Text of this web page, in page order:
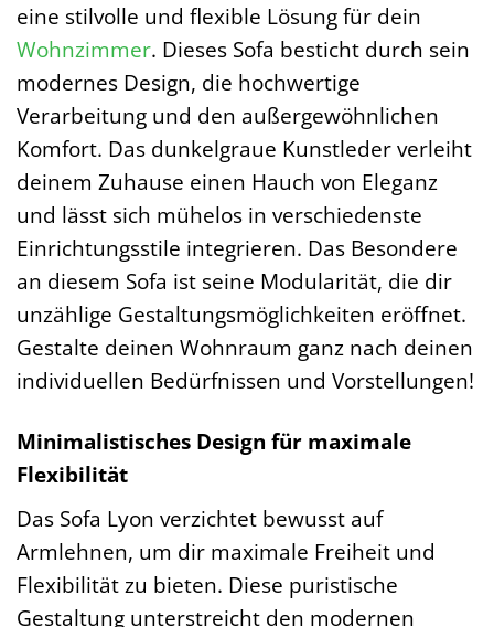
eine stilvolle und flexible Lösung für dein
Wohnzimmer. Dieses Sofa besticht durch sein
modernes Design, die hochwertige
Verarbeitung und den außergewöhnlichen
Komfort. Das dunkelgraue Kunstleder verleiht
deinem Zuhause einen Hauch von Eleganz
und lässt sich mühelos in verschiedenste
Einrichtungsstile integrieren. Das Besondere
an diesem Sofa ist seine Modularität, die dir
unzählige Gestaltungsmöglichkeiten eröffnet.
Gestalte deinen Wohnraum ganz nach deinen
individuellen Bedürfnissen und Vorstellungen!
Minimalistisches Design für maximale
Flexibilität
Das Sofa Lyon verzichtet bewusst auf
Armlehnen, um dir maximale Freiheit und
Flexibilität zu bieten. Diese puristische
Gestaltung unterstreicht den modernen